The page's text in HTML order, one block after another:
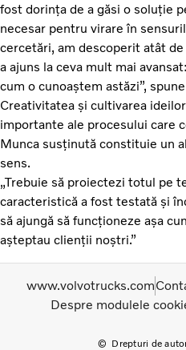
fost dorința de a găsi o soluție
necesar pentru virare în
cercetări, am descoperit atât
a ajuns la ceva mult mai
cum o cunoaștem astăzi”,
Creativitatea și cultivarea
importante ale procesului care
Munca susținută constituie un
sens.
„Trebuie să proiectezi totul pe
caracteristică a fost testată și
să ajungă să funcționeze așa
așteptau clienții noștri.”
Drepturi de
www.volvotrucks.com
Despre modulele